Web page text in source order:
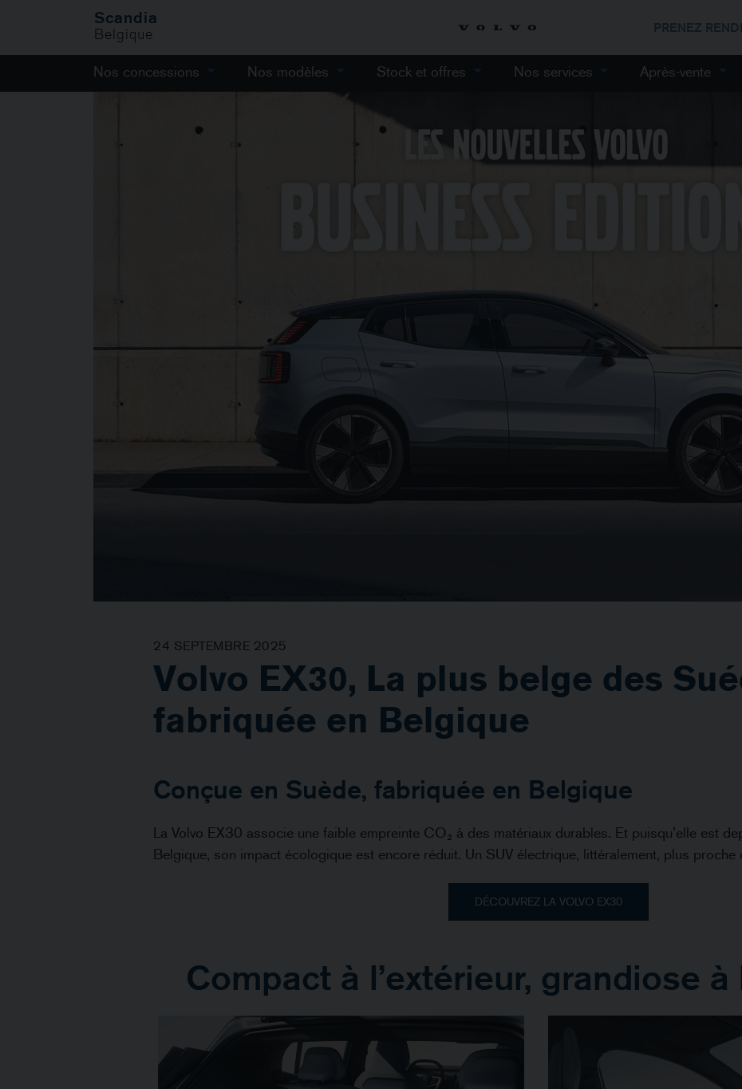
Scandia
Belgique PRENEZ
Nos concessions Nos modèles Stock et offres Nos services Après-vente
24 SEPTEMBRE 2025
Volvo EX30, La plus belge des
fabriquée en Belgique
Conçue en Suède, fabriquée en Belgique
La Volvo EX30 associe une faible empreinte CO₂ à des matériaux durables. Et puisqu’elle est
Belgique, son impact écologique est encore réduit. Un SUV électrique, littéralement, plus proche
DÉCOUVREZ LA VOLVO EX30
Compact à l’extérieur, grandiose à